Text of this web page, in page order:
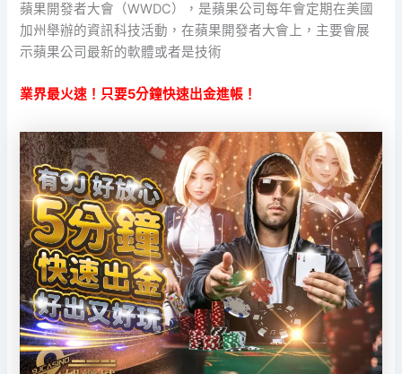
蘋果開發者大會（WWDC），是蘋果公司每年會定期在美國
加州舉辦的資訊科技活動，在蘋果開發者大會上，主要會展
示蘋果公司最新的軟體或者是技術
業界最火速！只要5分鐘快速出金進帳！